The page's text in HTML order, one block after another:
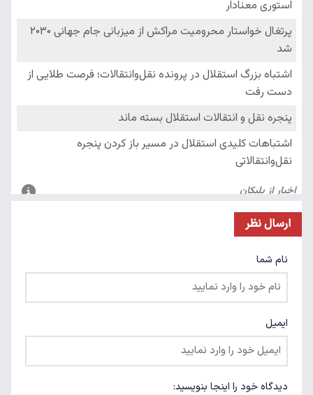
ارسال نظر
نام شما
ایمیل
دیدگاه خود را اینجا بنویسید: